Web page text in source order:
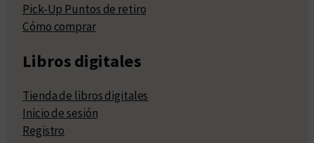
Pick-Up Puntos de retiro
Cómo comprar
Libros digitales
Tienda de libros digitales
Inicio de sesión
Registro